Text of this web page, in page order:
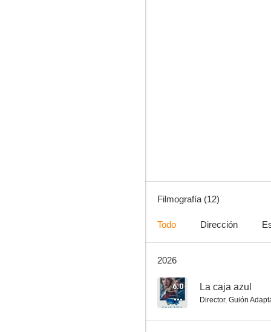
Filmografía (12)
Todo Dirección
2026
6.0 La caja azul
Director, Guión